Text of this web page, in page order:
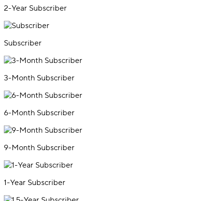
2-Year Subscriber
Subscriber
3-Month Subscriber
6-Month Subscriber
9-Month Subscriber
1-Year Subscriber